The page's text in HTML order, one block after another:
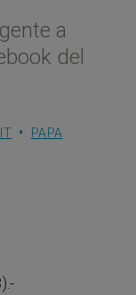
a
del
PAPA